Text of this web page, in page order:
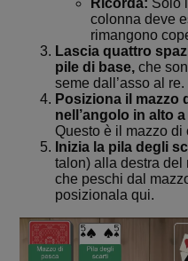
Ricorda: Solo
colonna deve
rimangono
Lascia quattro
pile di base, che
seme dall’asso al re.
Posiziona il mazzo
nell’angolo in alto
Questo è il mazzo di
Inizia la pila degli
talon) alla destra del
che peschi dal
posizionala qui.